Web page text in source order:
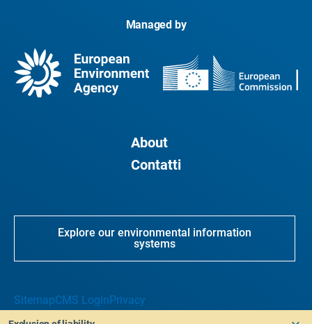
Managed by
About
Contatti
Explore our environmental information
systems
SitemapCMS Login Privacy